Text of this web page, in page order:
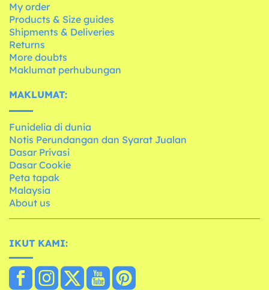
My order
Products & Size guides
Shipments & Deliveries
Returns
More doubts
Maklumat perhubungan
MAKLUMAT:
Funidelia di dunia
Notis Perundangan dan Syarat Jualan
Dasar Privasi
Dasar Cookie
Peta tapak
Malaysia
About us
IKUT KAMI: